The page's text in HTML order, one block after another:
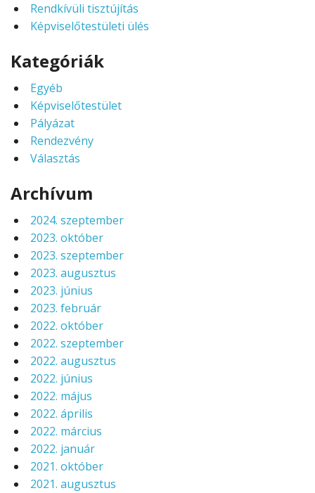
Rendkívüli tisztújítás
Képviselőtestületi ülés
Kategóriák
Egyéb
Képviselőtestület
Pályázat
Rendezvény
Választás
Archívum
2024. szeptember
2023. október
2023. szeptember
2023. augusztus
2023. június
2023. február
2022. október
2022. szeptember
2022. augusztus
2022. június
2022. május
2022. április
2022. március
2022. január
2021. október
2021. augusztus